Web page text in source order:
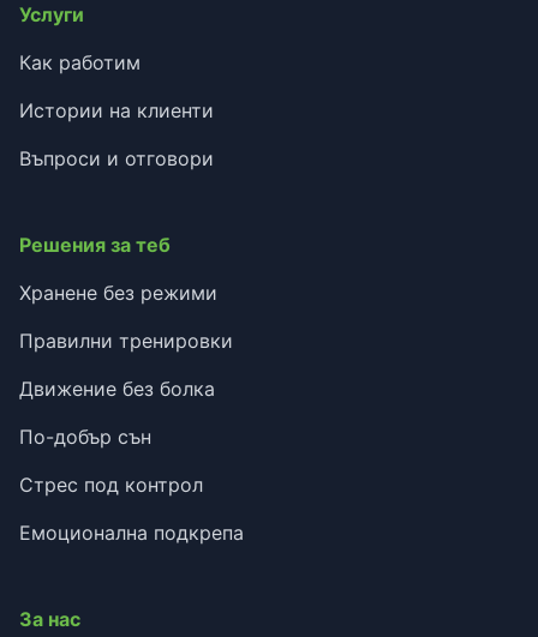
Услуги
Как работим
Истории на клиенти
Въпроси и отговори
Решения за теб
Хранене без режими
Правилни тренировки
Движение без болка
По-добър сън
Стрес под контрол
Емоционална подкрепа
За нас